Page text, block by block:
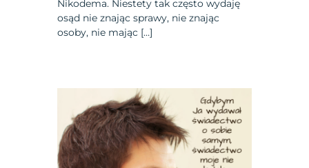
Nikodema. Niestety tak często wydaję
osąd nie znając sprawy, nie znając
osoby, nie mając […]